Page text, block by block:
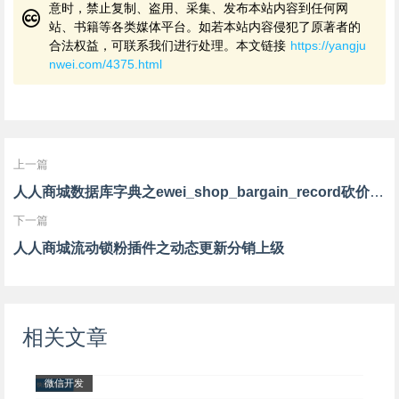
意时，禁止复制、盗用、采集、发布本站内容到任何网
站、书籍等各类媒体平台。如若本站内容侵犯了原著者的
合法权益，可联系我们进行处理。本文链接 https://yangju
nwei.com/4375.html
上一篇
人人商城数据库字典之ewei_shop_bargain_record砍价记录表
下一篇
人人商城流动锁粉插件之动态更新分销上级
相关文章
微信开发